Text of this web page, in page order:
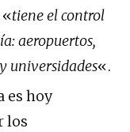
tiene el control
aeropuertos,
universidades«.
es hoy
los